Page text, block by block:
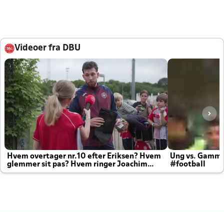
Videoer fra DBU
Hvem overtager nr.10 efter Eriksen? Hvem
glemmer sit pas? Hvem ringer Joachim
altid til efter kampe?
Ung vs.
#football